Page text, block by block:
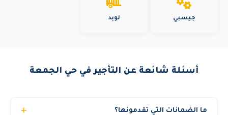
جيسبي لوبد
أسئلة شائعة عن التأجير في حي الجمعة
ما الضمانات التي تقدمونها؟